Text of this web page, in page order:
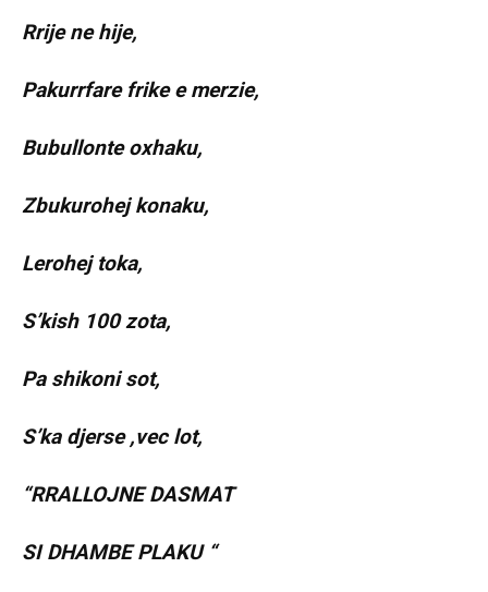
Rrije ne hije,
Pakurrfare frike e merzie,
Bubullonte oxhaku,
Zbukurohej konaku,
Lerohej toka,
S’kish 100 zota,
Pa shikoni sot,
S’ka djerse ,vec lot,
“RRALLOJNE DASMAT
SI DHAMBE PLAKU “